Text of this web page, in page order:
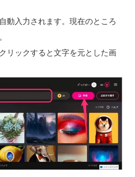
動入力されます。現在のところ
リックすると文字を元とした画